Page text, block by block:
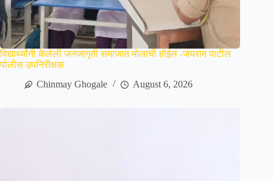
विद्यार्थ्यांनी केलेली जनजागृती समाजात मोलाची होईल -जयराम पाटील
पोलीस उपनिरीक्षक
Chinmay Ghogale
August 6, 2026